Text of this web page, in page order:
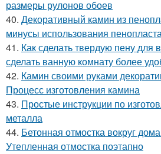
размеры рулонов обоев
40. Декоративный камин из
минусы использования
41. Как сделать твердую пену для
сделать ванную комнату более
42. Камин своими руками
Процесс изготовления камина
43. Простые инструкции по
металла
44. Бетонная отмостка вокруг
Утепленная отмостка поэтапно